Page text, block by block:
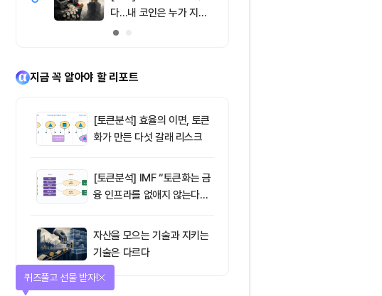
다…내 코인은 누가 지키
나
지금 꼭 알아야 할 리포트
[토큰분석] 효율의 이면, 토큰
화가 만든 다섯 갈래 리스크
[토큰분석] IMF “토큰화는 금
융 인프라를 없애지 않는다…
뿐”
자산을 모으는 기술과 지키는
기술은 다르다
퀴즈풀고 선물 받자!